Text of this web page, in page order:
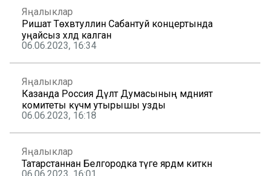
Яңалыклар
Ришат Төхвәтуллин Сабантуй концертында
уңайсыз хәлдә калган
06.06.2023, 16:34
Яңалыклар
Казанда Россия Дәүләт Думасының мәдәният
комитеты күчмә утырышы узды
06.06.2023, 16:18
Яңалыклар
Татарстаннан Белгородка тәүге ярдәм киткән
06.06.2023, 16:01